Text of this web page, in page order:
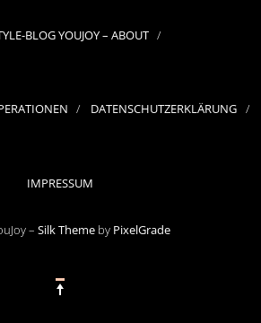
BLOG YOUJOY – ABOUT
DATENSCHUTZERKLÄRUNG
IMPRESSUM
– Silk Theme by PixelGrade